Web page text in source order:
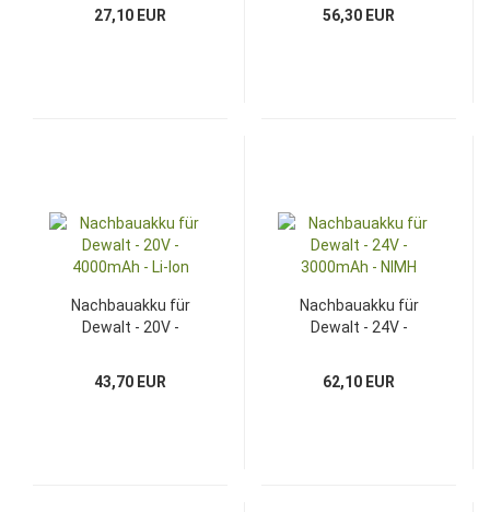
27,10 EUR
56,30 EUR
Nachbauakku für
Dewalt - 20V -
43,70 EUR
Nachbauakku für
Dewalt - 24V -
62,10 EUR